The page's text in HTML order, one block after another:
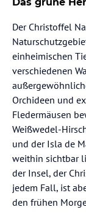
Der Christoffel
einheimischen
verschiedenen
Orchideen und
Fledermäusen
Weißwedel-
und der Isla de
weithin sichtbar
der Insel, der
jedem Fall, ist
den frühen